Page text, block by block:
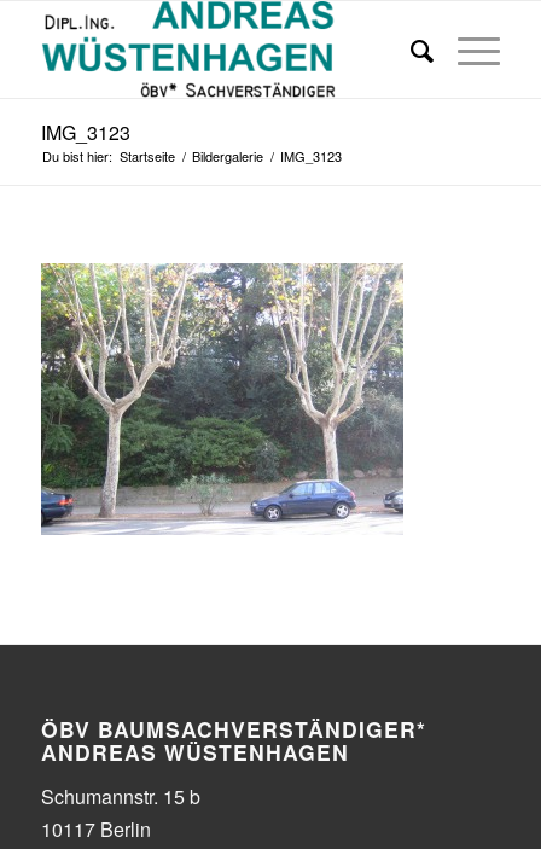
IMG_3123
Du bist hier: Startseite / Bildergalerie / IMG_3123
ÖBV BAUMSACHVERSTÄNDIGER*
ANDREAS WÜSTENHAGEN
Schumannstr. 15 b
10117 Berlin